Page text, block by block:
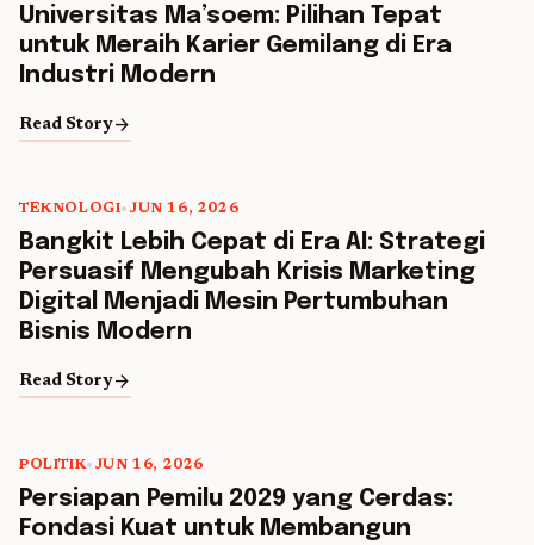
Universitas Ma’soem: Pilihan Tepat
untuk Meraih Karier Gemilang di Era
Industri Modern
Read Storyarrow_forward
TEKNOLOGI• JUN 16, 2026
Bangkit Lebih Cepat di Era AI: Strategi
Persuasif Mengubah Krisis Marketing
Digital Menjadi Mesin Pertumbuhan
Bisnis Modern
Read Storyarrow_forward
POLITIK• JUN 16, 2026
Persiapan Pemilu 2029 yang Cerdas:
Fondasi Kuat untuk Membangun